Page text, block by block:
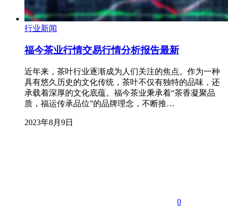
行业新闻
福今茶业行情交易行情分析报告最新
近年来，茶叶行业逐渐成为人们关注的焦点。作为一种
具有悠久历史的文化传统，茶叶不仅有独特的品味，还
承载着深厚的文化底蕴。福今茶业秉承着“茶香凝聚品
质，福运传承品位”的品牌理念，不断推…
2023年8月9日
0